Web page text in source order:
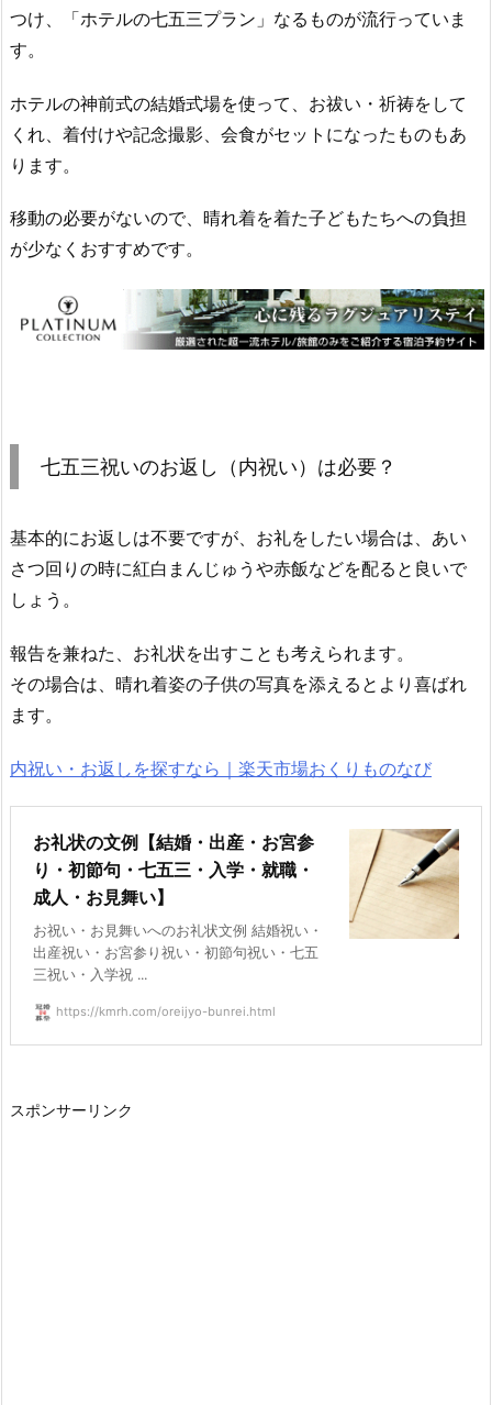
つけ、「ホテルの七五三プラン」なるものが流行っていま
す。
ホテルの神前式の結婚式場を使って、お祓い・祈祷をして
くれ、着付けや記念撮影、会食がセットになったものもあ
ります。
移動の必要がないので、晴れ着を着た子どもたちへの負担
が少なくおすすめです。
七五三祝いのお返し（内祝い）は必要？
基本的にお返しは不要ですが、お礼をしたい場合は、あい
さつ回りの時に紅白まんじゅうや赤飯などを配ると良いで
しょう。
報告を兼ねた、お礼状を出すことも考えられます。
その場合は、晴れ着姿の子供の写真を添えるとより喜ばれ
ます。
内祝い・お返しを探すなら｜楽天市場おくりものなび
お礼状の文例【結婚・出産・お宮参
り・初節句・七五三・入学・就職・
成人・お見舞い】
お祝い・お見舞いへのお礼状文例 結婚祝い・
出産祝い・お宮参り祝い・初節句祝い・七五
三祝い・入学祝 ...
https://kmrh.com/oreijyo-bunrei.html
スポンサーリンク